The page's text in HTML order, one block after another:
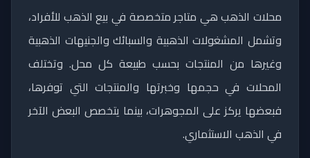
محلات الذهب هي متاجر متخصصة في بيع الذهب للأفراد،
وتشمل المشغولات الذهبية والسبائك والجنيهات الذهبية
وغيرها من المنتجات بحسب طبيعة كل محل. وتختلف
المحلات في حجمها وخبرتها والمنتجات التي توفرها،
فبعضها يركز على المجوهرات، بينما يتخصص البعض الآخر
في الذهب الاستثماري.